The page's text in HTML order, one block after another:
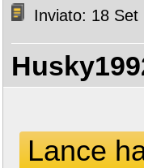
Inviato: 18 Set
Lance